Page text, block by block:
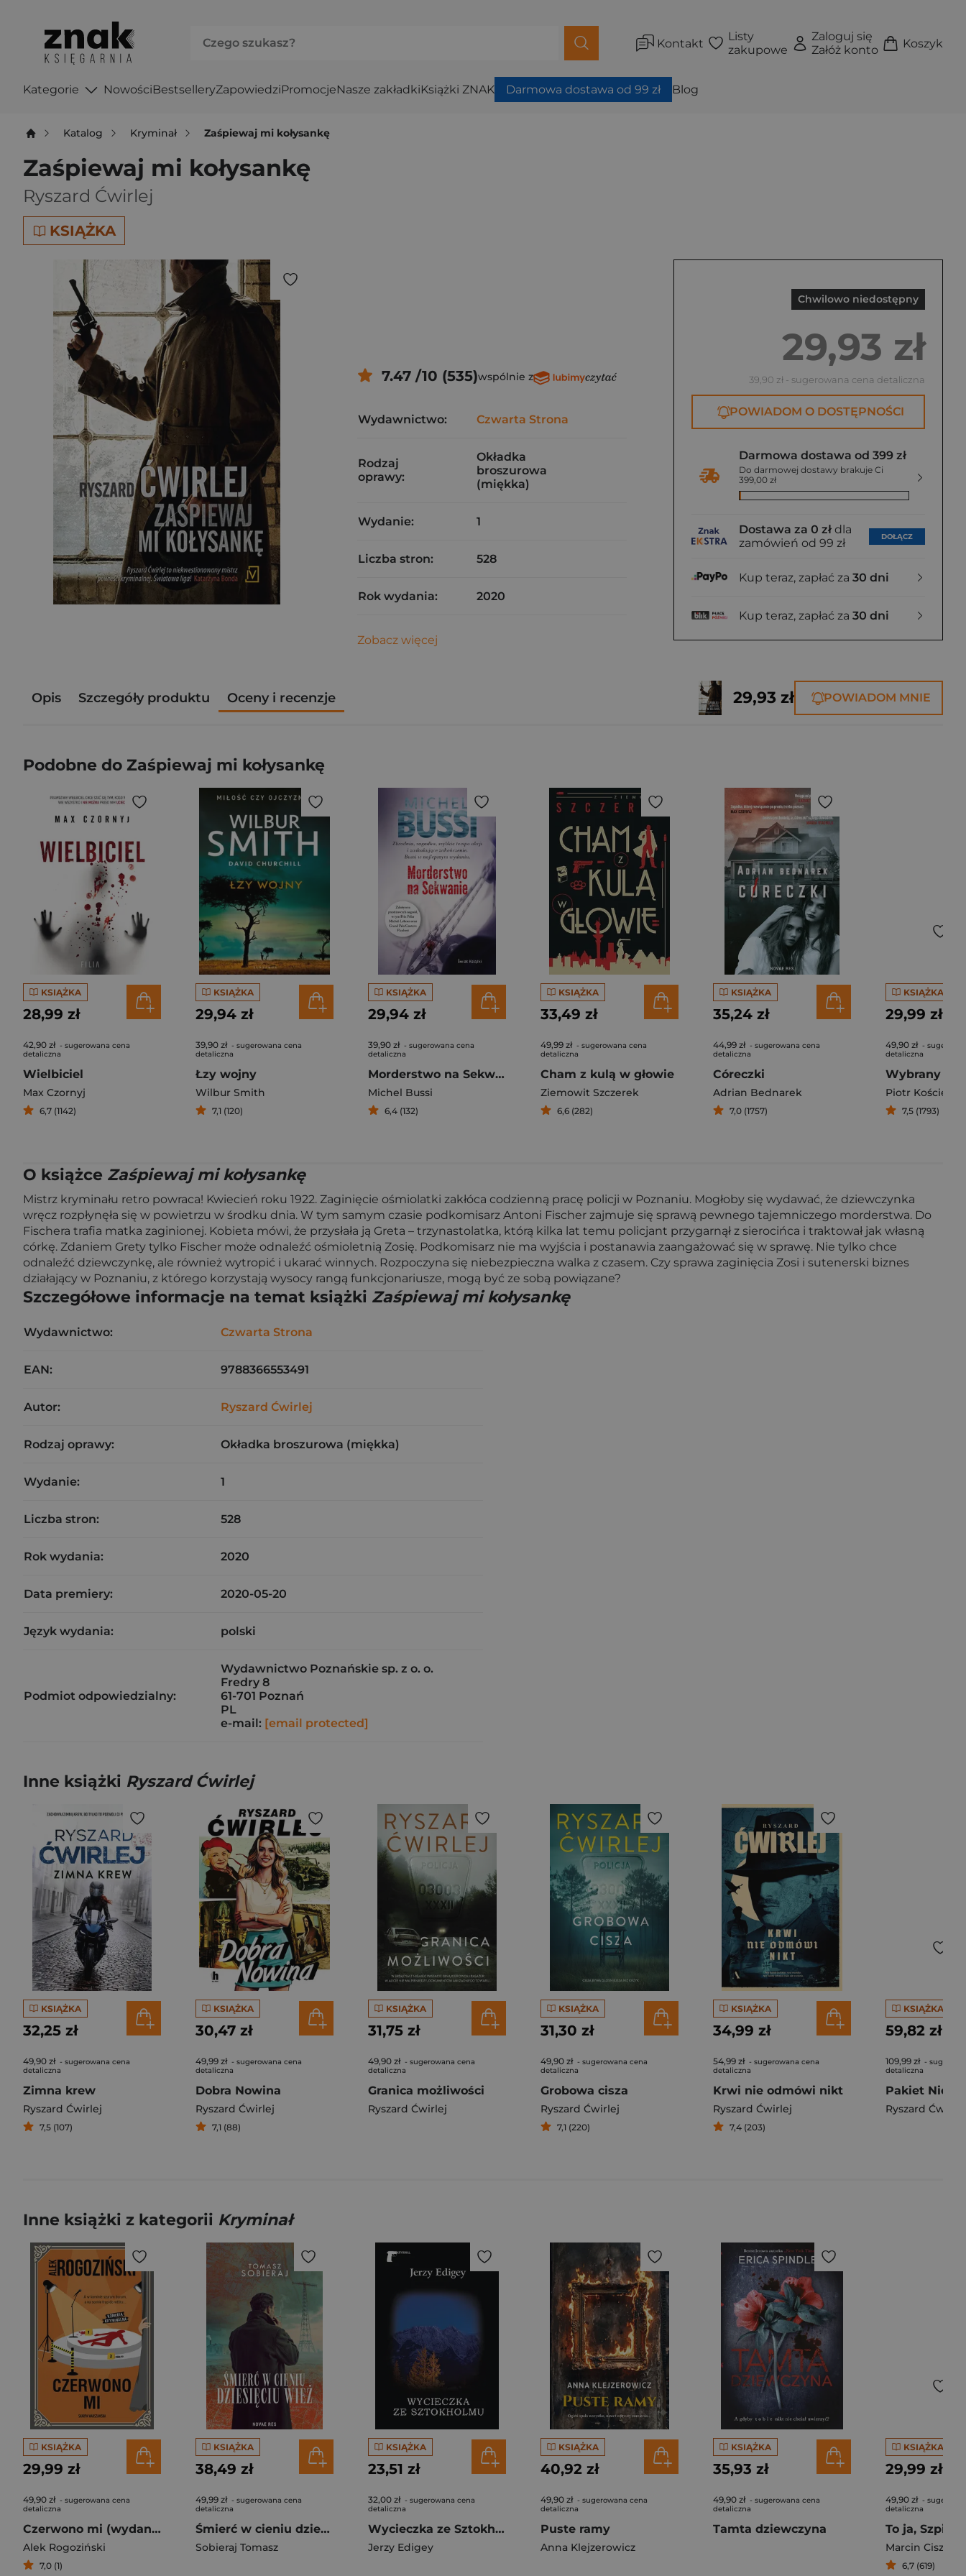
Kontakt
Listy
zakupowe
Zaloguj się
Załóż konto
Koszyk
Kategorie NowościBestselleryZapowiedziPromocjeNasze zakładkiKsiążki ZNAK Darmowa dostawa od 99 zł Blog
Katalog Kryminał Zaśpiewaj mi kołysankę
Zaśpiewaj mi kołysankę
Ryszard Ćwirlej
KSIĄŻKA
Chwilowo niedostępny
29,93 zł
39,90 zł - sugerowana cena detaliczna
POWIADOM O DOSTĘPNOŚCI
Darmowa dostawa od 399 zł
Do darmowej dostawy brakuje Ci
399,00 zł
Dostawa za 0 zł dla
zamówień od 99 zł
DOŁĄCZ
Kup teraz, zapłać za 30 dni
Kup teraz, zapłać za 30 dni
7.47 /10 (535)wspólnie z
Wydawnictwo: Czwarta Strona
Rodzaj
oprawy:
Okładka
broszurowa
(miękka)
Wydanie: 1
Liczba stron: 528
Rok wydania: 2020
Zobacz więcej
Opis Szczegóły produktu Oceny i recenzje 29,93 zł POWIADOM MNIE
Podobne do Zaśpiewaj mi kołysankę
KSIĄŻKA
28,99 zł
42,90 zł - sugerowana cena
detaliczna
Wielbiciel
Max Czornyj
6,7 (1142)
KSIĄŻKA
29,94 zł
39,90 zł - sugerowana cena
detaliczna
Łzy wojny
Wilbur Smith
7,1 (120)
KSIĄŻKA
29,94 zł
39,90 zł - sugerowana cena
detaliczna
Morderstwo na Sekwanie
Michel Bussi
6,4 (132)
KSIĄŻKA
33,49 zł
49,99 zł - sugerowana cena
detaliczna
Cham z kulą w głowie
Ziemowit Szczerek
6,6 (282)
KSIĄŻKA
35,24 zł
44,99 zł - sugerowana cena
detaliczna
Córeczki
Adrian Bednarek
7,0 (1757)
KSIĄŻKA
29,99 zł
49,90 zł -
detaliczna
Wybrany
Piotr Kościelny
7,5 (1793)
O książce Zaśpiewaj mi kołysankę
Mistrz kryminału retro powraca! Kwiecień roku 1922. Zaginięcie ośmiolatki zakłóca codzienną pracę policji w Poznaniu. Mogłoby się wydawać, że dziewczynka
wręcz rozpłynęła się w powietrzu w środku dnia. W tym samym czasie podkomisarz Antoni Fischer zajmuje się sprawą pewnego tajemniczego morderstwa. Do
Fischera trafia matka zaginionej. Kobieta mówi, że przysłała ją Greta – trzynastolatka, którą kilka lat temu policjant przygarnął z sierocińca i traktował jak własną
córkę. Zdaniem Grety tylko Fischer może odnaleźć ośmioletnią Zosię. Podkomisarz nie ma wyjścia i postanawia zaangażować się w sprawę. Nie tylko chce
odnaleźć dziewczynkę, ale również wytropić i ukarać winnych. Rozpoczyna się niebezpieczna walka z czasem. Czy sprawa zaginięcia Zosi i sutenerski biznes
działający w Poznaniu, z którego korzystają wysocy rangą funkcjonariusze, mogą być ze sobą powiązane?
Szczegółowe informacje na temat książki Zaśpiewaj mi kołysankę
Wydawnictwo: Czwarta Strona
EAN: 9788366553491
Autor: Ryszard Ćwirlej
Rodzaj oprawy: Okładka broszurowa (miękka)
Wydanie: 1
Liczba stron: 528
Rok wydania: 2020
Data premiery: 2020-05-20
Język wydania: polski
Podmiot odpowiedzialny:
Wydawnictwo Poznańskie sp. z o. o.
Fredry 8
61-701 Poznań
PL
e-mail: [email protected]
Inne książki Ryszard Ćwirlej
KSIĄŻKA
32,25 zł
49,90 zł - sugerowana cena
detaliczna
Zimna krew
Ryszard Ćwirlej
7,5 (107)
KSIĄŻKA
30,47 zł
49,99 zł - sugerowana cena
detaliczna
Dobra Nowina
Ryszard Ćwirlej
7,1 (88)
KSIĄŻKA
31,75 zł
49,90 zł - sugerowana cena
detaliczna
Granica możliwości
Ryszard Ćwirlej
KSIĄŻKA
31,30 zł
49,90 zł - sugerowana cena
detaliczna
Grobowa cisza
Ryszard Ćwirlej
7,1 (220)
KSIĄŻKA
34,99 zł
54,99 zł - sugerowana cena
detaliczna
Krwi nie odmówi nikt
Ryszard Ćwirlej
7,4 (203)
KSIĄŻKA
59,82 zł
109,99 zł -
detaliczna
Ryszard Ćwirlej
Inne książki z kategorii Kryminał
KSIĄŻKA
29,99 zł
49,90 zł - sugerowana cena
detaliczna
Czerwono mi (wydanie rozszerzone)
Alek Rogoziński
7,0 (1)
KSIĄŻKA
38,49 zł
49,99 zł - sugerowana cena
detaliczna
Śmierć w cieniu dziesięciu wież
Sobieraj Tomasz
KSIĄŻKA
23,51 zł
32,00 zł - sugerowana cena
detaliczna
Wycieczka ze Sztokholmu
Jerzy Edigey
KSIĄŻKA
40,92 zł
49,90 zł - sugerowana cena
detaliczna
Puste ramy
Anna Klejzerowicz
KSIĄŻKA
35,93 zł
49,90 zł - sugerowana cena
detaliczna
Tamta dziewczyna
KSIĄŻKA
29,99 zł
49,90 zł -
detaliczna
To ja,
Marcin
6,7 (619)